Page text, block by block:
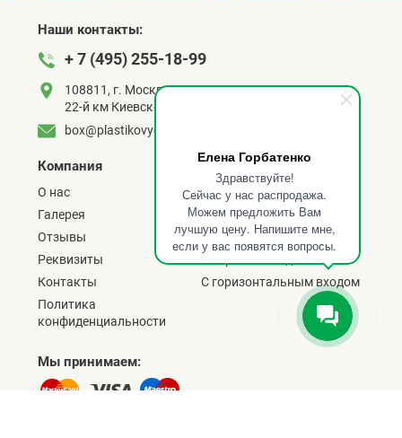
Елена Горбатенко
Здравствуйте!
Сейчас у нас распродажа.
Можем предложить Вам
лучшую цену. Напишите мне,
если у вас появятся вопросы.
Наши контакты:
+ 7 (495) 255-18-99
108811, г. Москва,
22-й км Киевского шоссе, д. 6, с. 1
box@plastikovye-pogreba.ru
Компания
О нас
Галерея
Отзывы
Реквизиты
Контакты
Политика
конфиденциальности
Погреба по типу
Армированные
Прямоугольные
C боковым входом
С верхним входом
C горизонтальным входом
Мы принимаем: